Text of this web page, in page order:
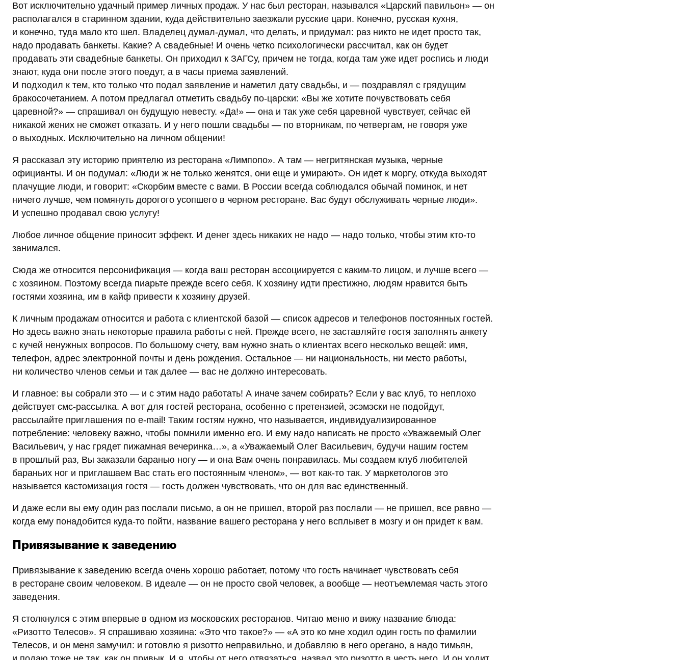
Вот исключительно удачный пример личных продаж. У нас был ресторан, назывался «Царский павильон» — он
располагался в старинном здании, куда действительно заезжали русские цари. Конечно, русская кухня,
и конечно, туда мало кто шел. Владелец думал-думал, что делать, и придумал: раз никто не идет просто так,
надо продавать банкеты. Какие? А свадебные! И очень четко психологически рассчитал, как он будет
продавать эти свадебные банкеты. Он приходил к ЗАГСу, причем не тогда, когда там уже идет роспись и люди
знают, куда они после этого поедут, а в часы приема заявлений.
И подходил к тем, кто только что подал заявление и наметил дату свадьбы, и — поздравлял с грядущим
бракосочетанием. А потом предлагал отметить свадьбу по-царски: «Вы же хотите почувствовать себя
царевной?» — спрашивал он будущую невесту. «Да!» — она и так уже себя царевной чувствует, сейчас ей
никакой жених не сможет отказать. И у него пошли свадьбы — по вторникам, по четвергам, не говоря уже
о выходных. Исключительно на личном общении!
Я рассказал эту историю приятелю из ресторана «Лимпопо». А там — негритянская музыка, черные
официанты. И он подумал: «Люди ж не только женятся, они еще и умирают». Он идет к моргу, откуда выходят
плачущие люди, и говорит: «Скорбим вместе с вами. В России всегда соблюдался обычай поминок, и нет
ничего лучше, чем помянуть дорогого усопшего в черном ресторане. Вас будут обслуживать черные люди».
И успешно продавал свою услугу!
Любое личное общение приносит эффект. И денег здесь никаких не надо — надо только, чтобы этим кто-то
занимался.
Сюда же относится персонификация — когда ваш ресторан ассоциируется с каким-то лицом, и лучше всего —
с хозяином. Поэтому всегда пиарьте прежде всего себя. К хозяину идти престижно, людям нравится быть
гостями хозяина, им в кайф привести к хозяину друзей.
К личным продажам относится и работа с клиентской базой — список адресов и телефонов постоянных гостей.
Но здесь важно знать некоторые правила работы с ней. Прежде всего, не заставляйте гостя заполнять анкету
с кучей ненужных вопросов. По большому счету, вам нужно знать о клиентах всего несколько вещей: имя,
телефон, адрес электронной почты и день рождения. Остальное — ни национальность, ни место работы,
ни количество членов семьи и так далее — вас не должно интересовать.
И главное: вы собрали это — и с этим надо работать! А иначе зачем собирать? Если у вас клуб, то неплохо
действует смс-рассылка. А вот для гостей ресторана, особенно с претензией, эсэмэски не подойдут,
рассылайте приглашения по e‑mail! Таким гостям нужно, что называется, индивидуализированное
потребление: человеку важно, чтобы помнили именно его. И ему надо написать не просто «Уважаемый Олег
Васильевич, у нас грядет пижамная вечеринка…», а «Уважаемый Олег Васильевич, будучи нашим гостем
в прошлый раз, Вы заказали баранью ногу — и она Вам очень понравилась. Мы создаем клуб любителей
бараньих ног и приглашаем Вас стать его постоянным членом», — вот как-то так. У маркетологов это
называется кастомизация гостя — гость должен чувствовать, что он для вас единственный.
И даже если вы ему один раз послали письмо, а он не пришел, второй раз послали — не пришел, все равно —
когда ему понадобится куда-то пойти, название вашего ресторана у него всплывет в мозгу и он придет к вам.
Привязывание к заведению
Привязывание к заведению всегда очень хорошо работает, потому что гость начинает чувствовать себя
в ресторане своим человеком. В идеале — он не просто свой человек, а вообще — неотъемлемая часть этого
заведения.
Я столкнулся с этим впервые в одном из московских ресторанов. Читаю меню и вижу название блюда:
«Ризотто Телесов». Я спрашиваю хозяина: «Это что такое?» — «А это ко мне ходил один гость по фамилии
Телесов, и он меня замучил: и готовлю я ризотто неправильно, и добавляю в него орегано, а надо тимьян,